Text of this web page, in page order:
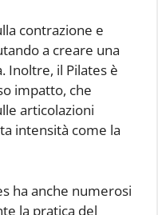
contrazione e
a creare una
Inoltre, il Pilates è
impatto, che
articolazioni
intensità come la
ha anche numerosi
la pratica del